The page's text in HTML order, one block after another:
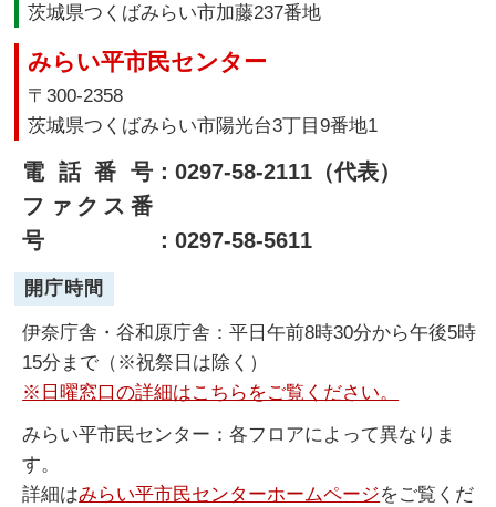
茨城県つくばみらい市加藤237番地
みらい平市民センター
〒300-2358
茨城県つくばみらい市陽光台3丁目9番地1
電話番号：0297-58-2111（代表）
ファクス番
号
：0297-58-5611
開庁時間
伊奈庁舎・谷和原庁舎：平日午前8時30分から午後5時
15分まで（※祝祭日は除く）
※日曜窓口の詳細はこちらをご覧ください。
みらい平市民センター：各フロアによって異なりま
す。
詳細はみらい平市民センターホームページをご覧くだ